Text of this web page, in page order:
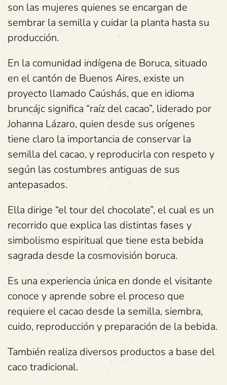
son las mujeres quienes se encargan de
sembrar la semilla y cuidar la planta hasta su
producción.
En la comunidad indígena de Boruca, situado
en el cantón de Buenos Aires, existe un
proyecto llamado Caúshás, que en idioma
bruncájc significa “raíz del cacao”, liderado por
Johanna Lázaro, quien desde sus orígenes
tiene claro la importancia de conservar la
semilla del cacao, y reproducirla con respeto y
según las costumbres antiguas de sus
antepasados.
Ella dirige “el tour del chocolate”, el cual es un
recorrido que explica las distintas fases y
simbolismo espiritual que tiene esta bebida
sagrada desde la cosmovisión boruca.
Es una experiencia única en donde el visitante
conoce y aprende sobre el proceso que
requiere el cacao desde la semilla, siembra,
cuido, reproducción y preparación de la bebida.
También realiza diversos productos a base del
caco tradicional.